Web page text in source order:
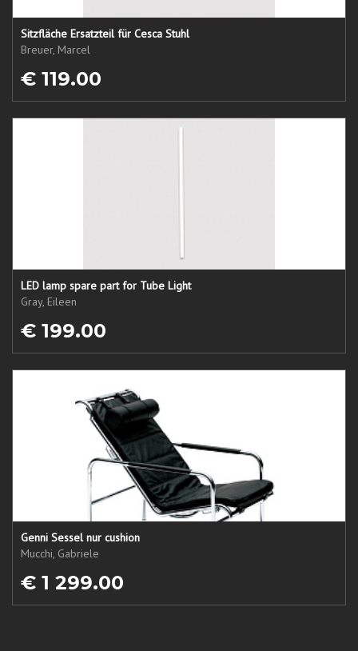
Sitzfläche Ersatzteil für Cesca Stuhl
Breuer, Marcel
€ 119.00
LED lamp spare part for Tube Light
Gray, Eileen
€ 199.00
Genni Sessel nur cushion
Mucchi, Gabriele
€ 1 299.00